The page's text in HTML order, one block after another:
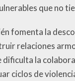
que no
fomenta la
relaciones
la
ciclos de